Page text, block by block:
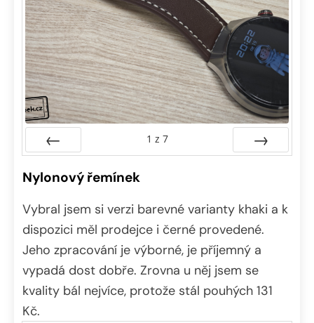
1 z 7
Nylonový řemínek
Vybral jsem si verzi barevné varianty khaki a k
dispozici měl prodejce i černé provedené.
Jeho zpracování je výborné, je příjemný a
vypadá dost dobře. Zrovna u něj jsem se
kvality bál nejvíce, protože stál pouhých 131
Kč.